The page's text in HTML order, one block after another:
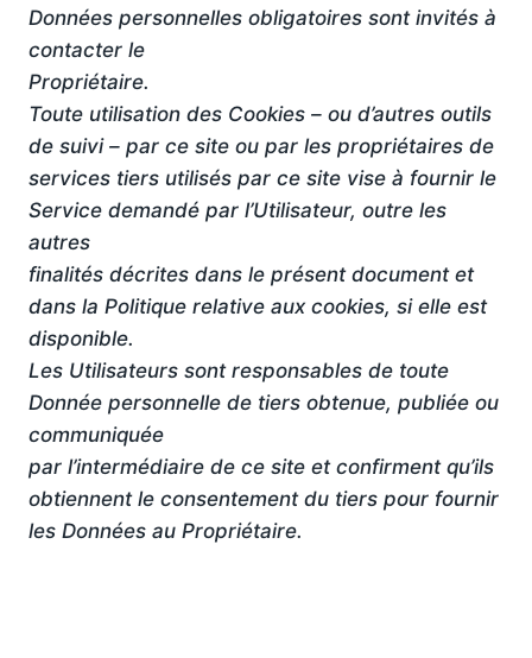
Données personnelles obligatoires sont invités à
contacter le
Propriétaire.
Toute utilisation des Cookies – ou d’autres outils
de suivi – par ce site ou par les propriétaires de
services tiers utilisés par ce site vise à fournir le
Service demandé par l’Utilisateur, outre les
autres
finalités décrites dans le présent document et
dans la Politique relative aux cookies, si elle est
disponible.
Les Utilisateurs sont responsables de toute
Donnée personnelle de tiers obtenue, publiée ou
communiquée
par l’intermédiaire de ce site et confirment qu’ils
obtiennent le consentement du tiers pour fournir
les Données au Propriétaire.